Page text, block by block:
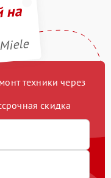
на
техники через
скидка